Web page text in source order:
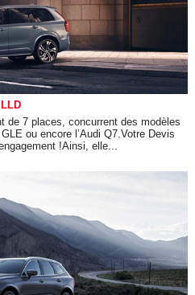
de 7 places, concurrent des modèles
ou encore l’Audi Q7.Votre Devis
!Ainsi, elle...